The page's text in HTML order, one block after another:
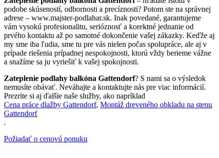
podobe skúseností, odbornosti a precíznosti? Potom ste na správnej
adrese – www.majster-podlahar.sk. Inak povedané, garantujeme
vám vysokú profesionalitu, serióznosť a korektné jednanie od
prvého kontaktu až po samotné dokončenie vašej zákazky. Keďže aj
my sme iba ľudia, sme tu pre vás nielen počas spolupráce, ale aj v
prípade riešenia prípadnej nespokojnosti, ktorú vždy berieme vážne
a snažíme sa ju vyriešiť k vašej spokojnosti.
Zateplenie podlahy balkóna Gattendorf? S nami sa o výsledok
nemusíte obávať. Neváhajte a kontaktujte nás pre viac informácií.
Prezrite si aj ďalšie naše služby, ako napríklad
Cena práce dlažby Gattendorf, Montáž dreveného obkladu na stenu
Gattendorf
.
Požiadať o cenovú ponuku